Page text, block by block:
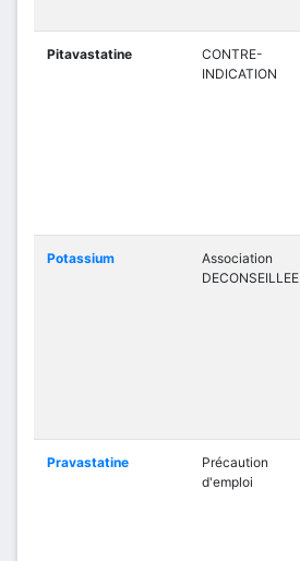
Pitavastatine
CONTRE-
INDICATION
Potassium
Association
DECONSEILLEE
Pravastatine
Précaution
d'emploi